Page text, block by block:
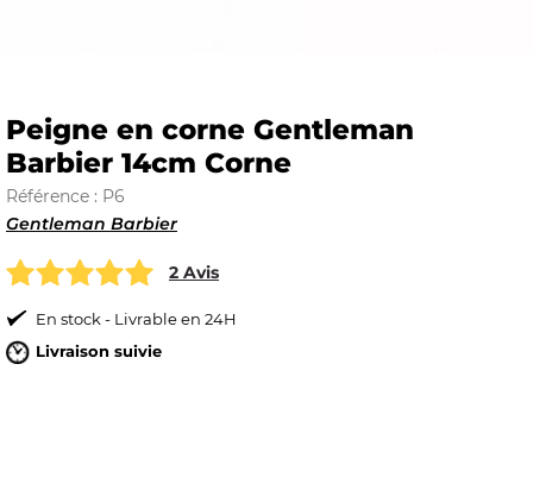
Peigne en corne Gentleman
Barbier 14cm Corne
Référence : P6
Gentleman Barbier
2 Avis
En stock - Livrable en 24H
Livraison suivie